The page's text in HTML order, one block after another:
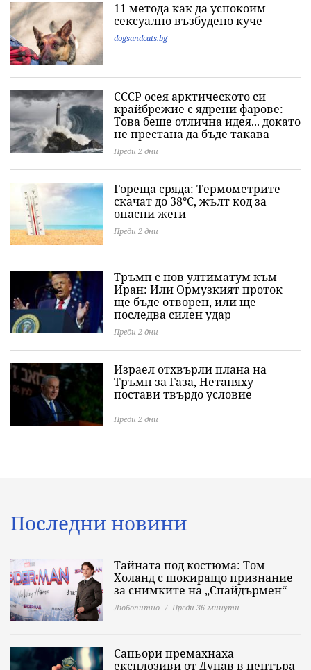
11 метода как да успокоим
сексуално възбудено куче
dogsandcats.bg
СССР осея арктическото си
крайбрежие с ядрени фарове:
Това беше отлична идея... докато
не престана да бъде такава
Преди 2 дни
Гореща сряда: Термометрите
скачат до 38°C, жълт код за
опасни жеги
Преди 2 дни
Тръмп с нов ултиматум към
Иран: Или Ормузкият проток
ще бъде отворен, или ще
последва силен удар
Преди 2 дни
Израел отхвърли плана на
Тръмп за Газа, Нетаняху
постави твърдо условие
Преди 2 дни
Последни новини
Тайната под костюма: Том
Холанд с шокиращо признание
за снимките на „Спайдърмен“
Любопитно Преди 36 минути
Сапьори премахнаха
експлозиви от Дунав в центъра